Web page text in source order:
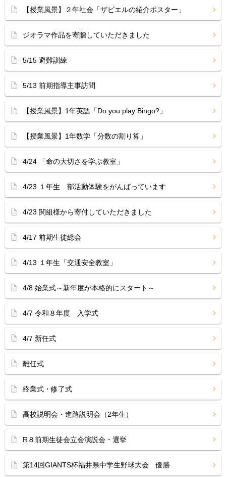
【授業風景】２年社会「ザビエルの紹介ポスター」
ジオラマ作品を寄贈していただきました
5/15 避難訓練
5/13 前期指導主事訪問
【授業風景】1年英語「Do you play Bingo?」
【授業風景】1年数学「分数の割り算」
4/24 「命の大切さを学ぶ教室」
4/23 １年生 部活動体験をがんばっています
4/23 関組様から寄付していただきました
4/17 前期生徒総会
4/13 １年生「交通安全教室」
4/8 始業式～新年度が本格的にスタート～
4/7 令和８年度 入学式
4/7 新任式
離任式
終業式・修了式
高校説明会・進路説明会（2年生）
R８前期生徒会立会演説会・選挙
第14回GIANTS杯福井県中学生野球大会 優勝